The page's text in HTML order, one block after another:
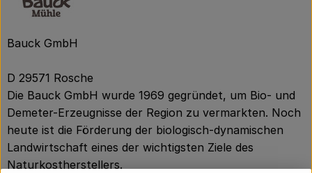
Bauck GmbH
D 29571 Rosche
Die Bauck GmbH wurde 1969 gegründet, um Bio- und
Demeter-Erzeugnisse der Region zu vermarkten. Noch
heute ist die Förderung der biologisch-dynamischen
Landwirtschaft eines der wichtigsten Ziele des
Naturkostherstellers.